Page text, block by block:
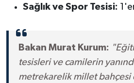
Sağlık ve Spor Tesisi:
Bakan Murat Kurum:
tesisleri ve camilerin
metrekarelik millet bahçesi